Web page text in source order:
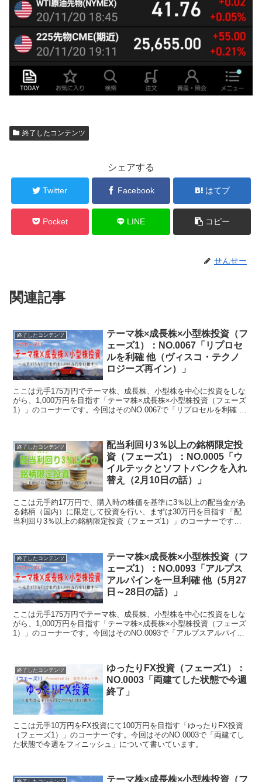
終了したコンテンツ
シェアする
Twitter Facebook はてブ
Pocket LINE コピー
せんせー
関連記事
終了したコンテンツ
テーマ株×成長株×小型株投資（フ
ェーズ1）：NO.0067「リプロセ
ルを利確 他（ヴィスコ・テクノ
ロジーズ再イン）」
ここは元手175万円でテーマ株、成長株、小型株を中心に投資をしな
がら、1,000万円を目指す「テーマ株×成長株×小型株投資（フェーズ
1）」のコーナーです。今回はそのNO.0067で「リプロセルを利確 他
終了したコンテンツ
配当利回り3％以上の銘柄限定投
資（フェーズ1）：NO.0005「ウ
イルテックとソフトバンクを入れ
替え（2月10日の話）」
ここは元手約17万円で、購入時の株価を基準に3％以上の配当金があ
る銘柄（国内）に限定して投資を行い、まずは30万円を目指す「配
当利回り3％以上の銘柄限定投資（フェーズ1）」のコーナーです。
終了したコンテンツ
テーマ株×成長株×小型株投資（フ
ェーズ1）：NO.0093「アルプス
アルパインを一旦利確 他（5月27
日～28日の話）」
ここは元手175万円でテーマ株、成長株、小型株を中心に投資をしな
がら、1,000万円を目指す「テーマ株×成長株×小型株投資（フェーズ
1）」のコーナーです。今回はそのNO.0093で「アルプスアルパイン
終了したコンテンツ
ゆったりFX投資（フェーズ1）：
NO.0003「両建てした状態で今週
終了」
ここは元手10万円をFX投資にて100万円を目指す「ゆったりFX投資
（フェーズ1）」のコーナーです。今回はそのNO.0003で「両建てし
た状態で今週をフィニッシュ」について書いています。
テーマ株×成長株×小型株投資（フ